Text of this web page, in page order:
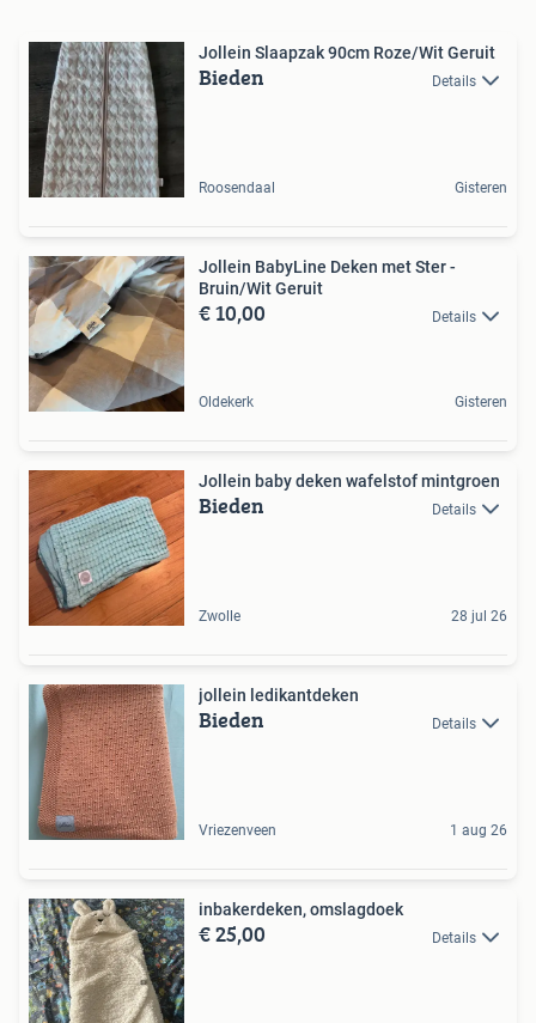
Jollein Slaapzak 90cm Roze/Wit Geruit
Bieden Details
Roosendaal Gisteren
Jollein BabyLine Deken met Ster -
Bruin/Wit Geruit
€ 10,00 Details
Oldekerk Gisteren
Jollein baby deken wafelstof mintgroen
Bieden Details
Zwolle 28 jul 26
jollein ledikantdeken
Bieden Details
Vriezenveen 1 aug 26
inbakerdeken, omslagdoek
€ 25,00 Details